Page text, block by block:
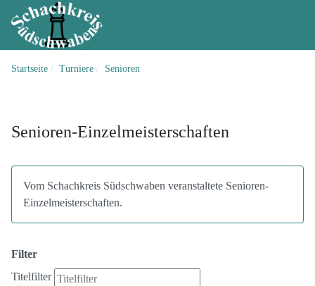
Startseite Turniere Senioren
Senioren-Einzelmeisterschaften
Vom Schachkreis Südschwaben veranstaltete Senioren-
Einzelmeisterschaften.
Filter
Titelfilter